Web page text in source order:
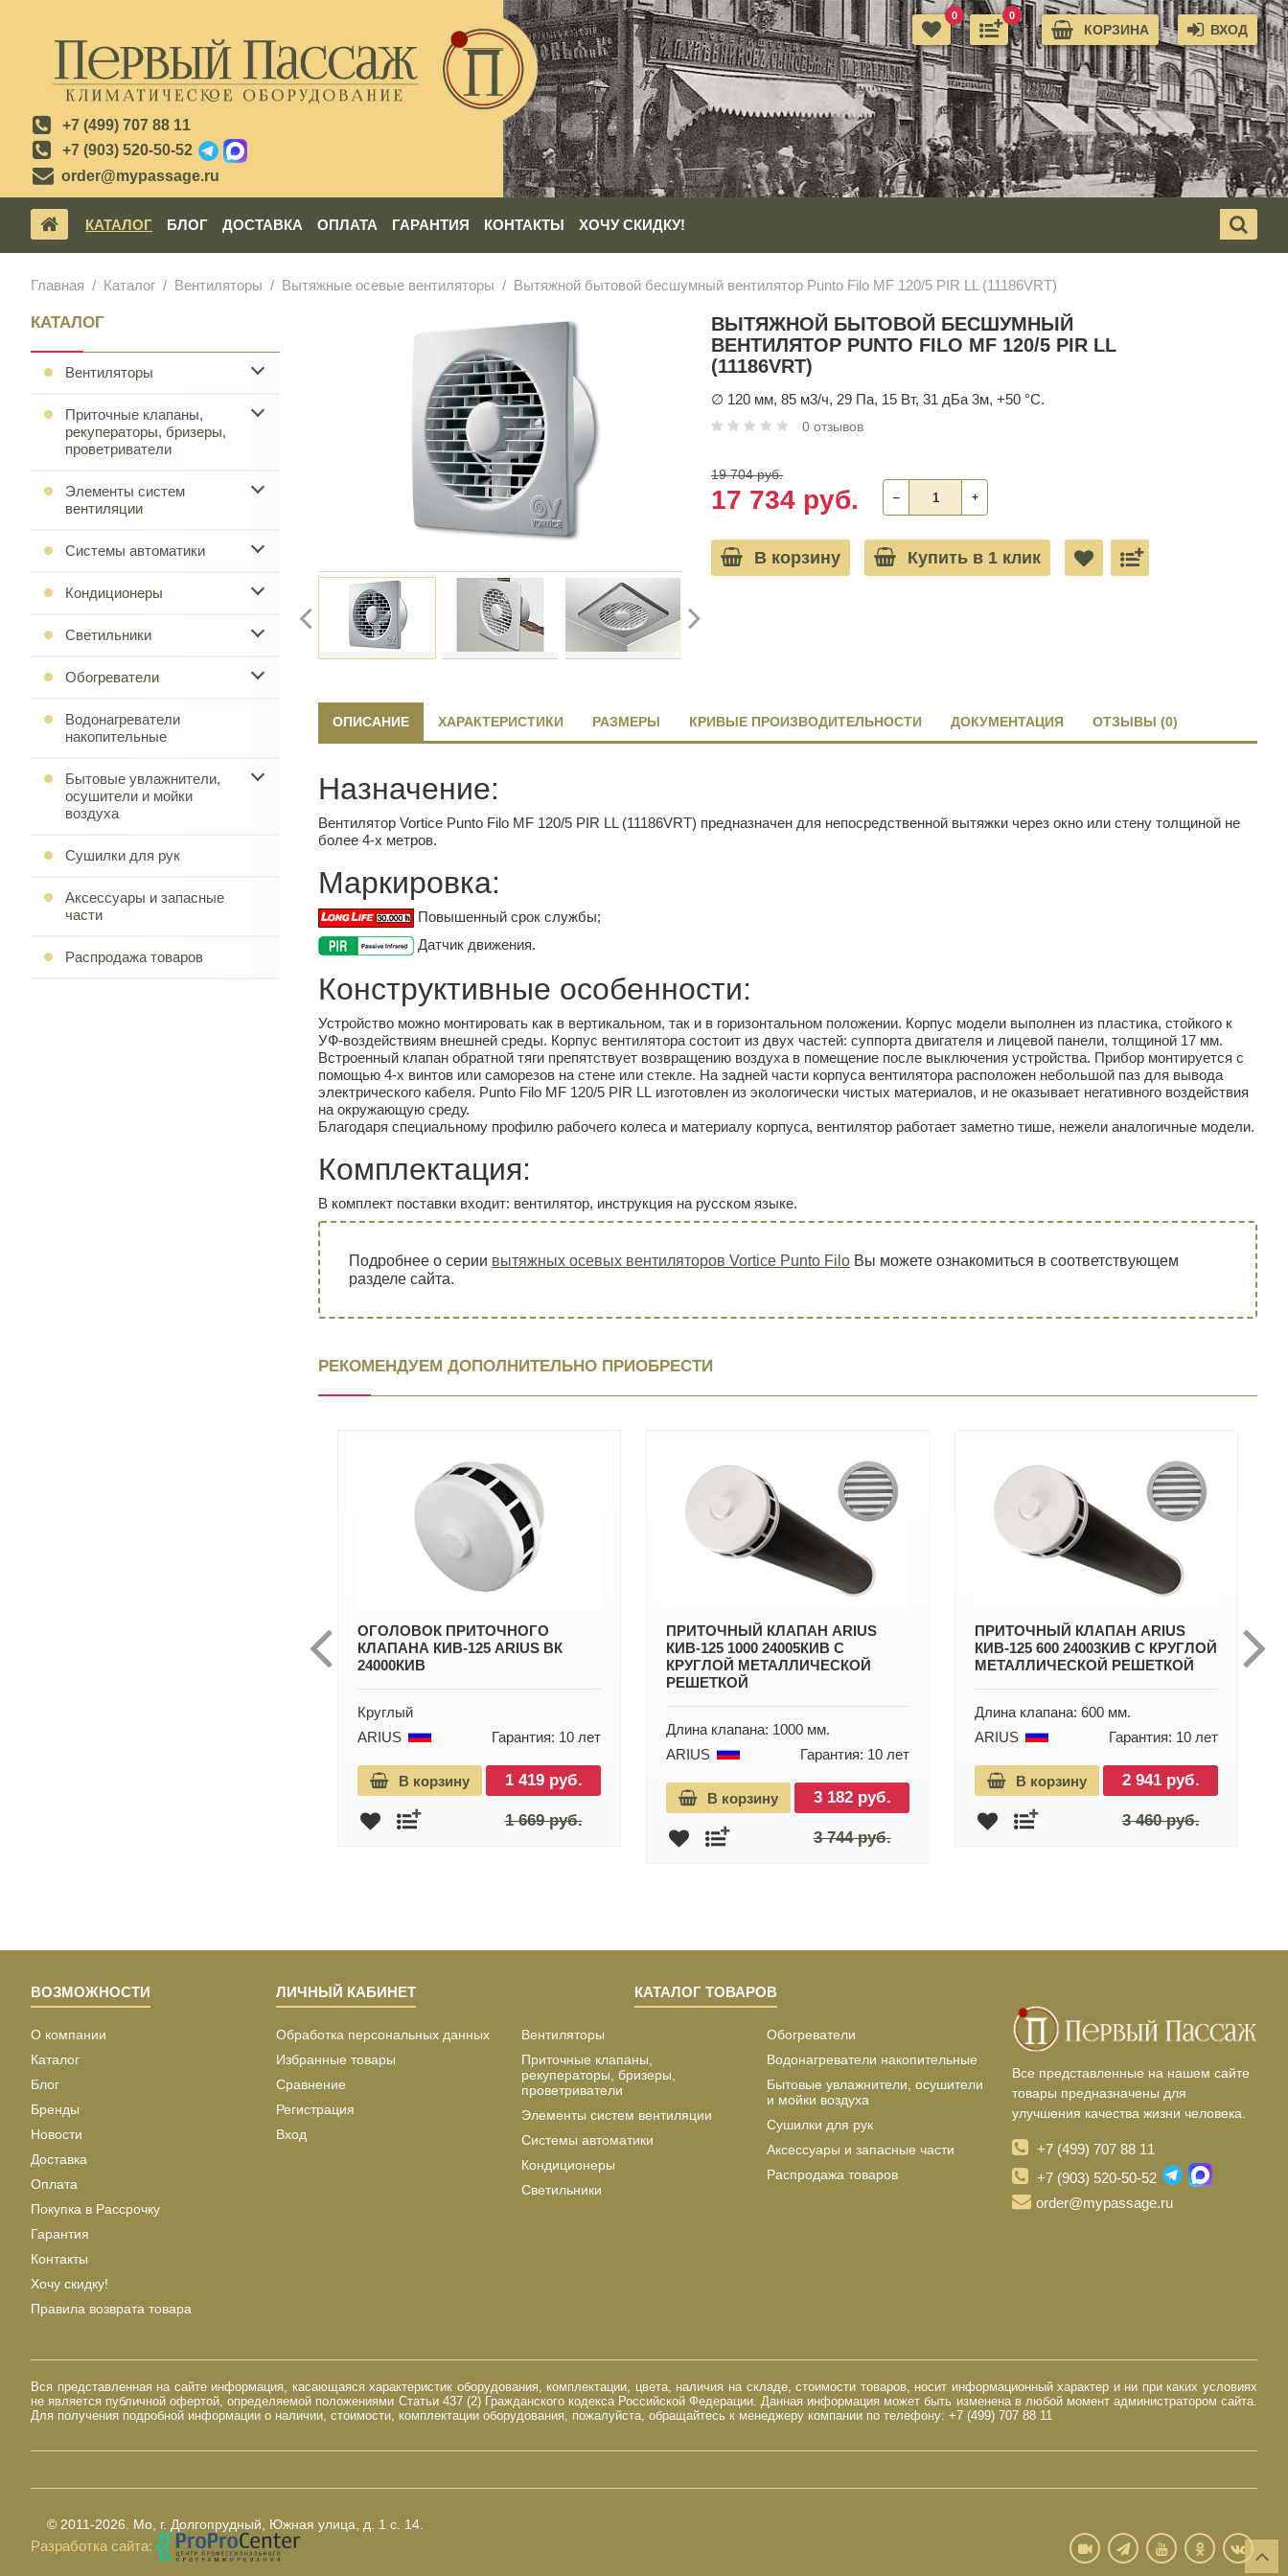
+7 (499) 707 88 11
+7 (903) 520-50-52
order@mypassage.ru
ВХОД
КОРЗИНА
0
0
КАТАЛОГ БЛОГ ДОСТАВКА ОПЛАТА ГАРАНТИЯ КОНТАКТЫ ХОЧУ СКИДКУ!
Главная Каталог Вентиляторы Вытяжные осевые вентиляторы Вытяжной бытовой бесшумный вентилятор Punto Filo MF 120/5 PIR LL (11186VRT)
КАТАЛОГ
Вентиляторы
Приточные клапаны,
рекуператоры, бризеры,
проветриватели
Элементы систем
вентиляции
Системы автоматики
Кондиционеры
Светильники
Обогреватели
Водонагреватели
накопительные
Бытовые увлажнители,
осушители и мойки
воздуха
Сушилки для рук
Аксессуары и запасные
части
Распродажа товаров
ВЫТЯЖНОЙ БЫТОВОЙ БЕСШУМНЫЙ
ВЕНТИЛЯТОР PUNTO FILO MF 120/5 PIR LL
(11186VRT)
∅ 120 мм, 85 м3/ч, 29 Па, 15 Вт, 31 дБа 3м, +50 °С.
0 отзывов
19 704 руб.
17 734 руб. ‒ +
В корзину Купить в 1 клик
ОПИСАНИЕ ХАРАКТЕРИСТИКИ РАЗМЕРЫ КРИВЫЕ ПРОИЗВОДИТЕЛЬНОСТИ ДОКУМЕНТАЦИЯ ОТЗЫВЫ (0)
Назначение:
Вентилятор Vortice Punto Filo MF 120/5 PIR LL (11186VRT) предназначен для непосредственной вытяжки через окно или стену толщиной не
более 4-х метров.
Маркировка:
Повышенный срок службы;
Датчик движения.
Конструктивные особенности:
Устройство можно монтировать как в вертикальном, так и в горизонтальном положении. Корпус модели выполнен из пластика, стойкого к
УФ-воздействиям внешней среды. Корпус вентилятора состоит из двух частей: суппорта двигателя и лицевой панели, толщиной 17 мм.
Встроенный клапан обратной тяги препятствует возвращению воздуха в помещение после выключения устройства. Прибор монтируется с
помощью 4-х винтов или саморезов на стене или стекле. На задней части корпуса вентилятора расположен небольшой паз для вывода
электрического кабеля. Punto Filo MF 120/5 PIR LL изготовлен из экологически чистых материалов, и не оказывает негативного воздействия
на окружающую среду.
Благодаря специальному профилю рабочего колеса и материалу корпуса, вентилятор работает заметно тише, нежели аналогичные модели.
Комплектация:
В комплект поставки входит: вентилятор, инструкция на русском языке.
Подробнее о серии вытяжных осевых вентиляторов Vortice Punto Filo Вы можете ознакомиться в соответствующем
разделе сайта.
РЕКОМЕНДУЕМ ДОПОЛНИТЕЛЬНО ПРИОБРЕСТИ
ОГОЛОВОК ПРИТОЧНОГО
КЛАПАНА КИВ-125 ARIUS ВК
24000КИВ
Круглый
ARIUS
Гарантия: 10 лет
1 419 руб.
1 669 руб.
В корзину
ПРИТОЧНЫЙ КЛАПАН ARIUS
КИВ-125 1000 24005КИВ С
КРУГЛОЙ МЕТАЛЛИЧЕСКОЙ
РЕШЕТКОЙ
Длина клапана: 1000 мм.
ARIUS
Гарантия: 10 лет
3 182 руб.
3 744 руб.
В корзину
ПРИТОЧНЫЙ КЛАПАН ARIUS
КИВ-125 600 24003КИВ С КРУГЛОЙ
МЕТАЛЛИЧЕСКОЙ РЕШЕТКОЙ
Длина клапана: 600 мм.
ARIUS
Гарантия: 10 лет
2 941 руб.
3 460 руб.
В корзину
ВОЗМОЖНОСТИ
О компании
Каталог
Блог
Бренды
Новости
Доставка
Оплата
Покупка в Рассрочку
Гарантия
Контакты
Хочу скидку!
Правила возврата товара
ЛИЧНЫЙ КАБИНЕТ
Обработка персональных данных
Избранные товары
Сравнение
Регистрация
Вход
КАТАЛОГ ТОВАРОВ
Вентиляторы
Приточные клапаны,
рекуператоры, бризеры,
проветриватели
Элементы систем вентиляции
Системы автоматики
Кондиционеры
Светильники
Обогреватели
Водонагреватели накопительные
Бытовые увлажнители, осушители
и мойки воздуха
Сушилки для рук
Аксессуары и запасные части
Распродажа товаров
Все представленные на нашем сайте
товары предназначены для
улучшения качества жизни человека.
+7 (499) 707 88 11
+7 (903) 520-50-52
order@mypassage.ru
Вся представленная на сайте информация, касающаяся характеристик оборудования, комплектации, цвета, наличия на складе, стоимости товаров, носит информационный характер и ни при каких условиях
не является публичной офертой, определяемой положениями Статьи 437 (2) Гражданского кодекса Российской Федерации. Данная информация может быть изменена в любой момент администратором сайта.
Для получения подробной информации о наличии, стоимости, комплектации оборудования, пожалуйста, обращайтесь к менеджеру компании по телефону: +7 (499) 707 88 11
© 2011-2026. Мо, г. Долгопрудный, Южная улица, д. 1 с. 14.
Разработка сайта: